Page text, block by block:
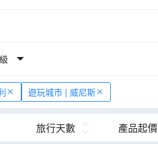
帕瑪
亞 巴黎 威尼斯 琉森
遊玩城市 | 威尼斯
旅行天數 產品起價